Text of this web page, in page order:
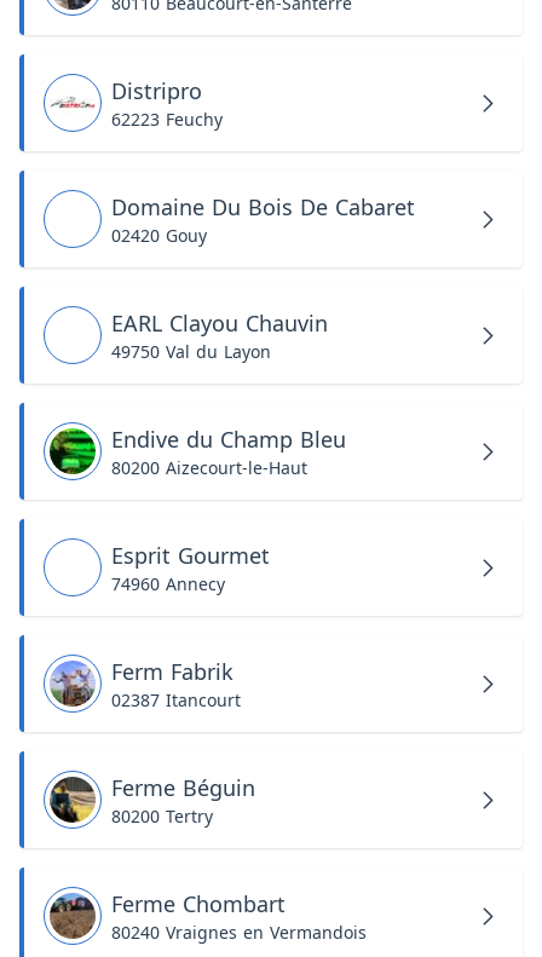
Distripro
62223 Feuchy
Domaine Du Bois De Cabaret
02420 Gouy
EARL Clayou Chauvin
49750 Val du Layon
Endive du Champ Bleu
80200 Aizecourt-le-Haut
Esprit Gourmet
74960 Annecy
Ferm Fabrik
02387 Itancourt
Ferme Béguin
80200 Tertry
Ferme Chombart
80240 Vraignes en Vermandois